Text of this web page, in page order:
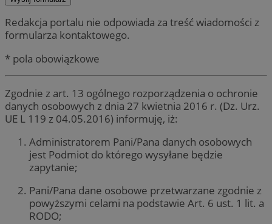
Redakcja portalu nie odpowiada za treść wiadomości z
formularza kontaktowego.
* pola obowiązkowe
Zgodnie z art. 13 ogólnego rozporządzenia o ochronie
danych osobowych z dnia 27 kwietnia 2016 r. (Dz. Urz.
UE L 119 z 04.05.2016) informuję, iż:
Administratorem Pani/Pana danych osobowych
jest Podmiot do którego wysyłane będzie
zapytanie;
Pani/Pana dane osobowe przetwarzane zgodnie z
powyższymi celami na podstawie Art. 6 ust. 1 lit. a
RODO;